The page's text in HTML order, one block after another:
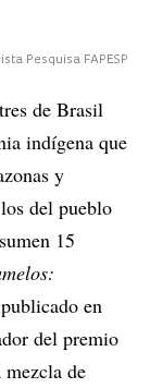
Pesquisa FAPESP
de Brasil
indígena que
y
del pueblo
15
en
del premio
de